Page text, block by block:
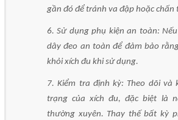
gần đó để tránh va đập hoặc chấn
6. Sử dụng phụ kiện an toàn:
dây đeo an toàn để đảm bảo
khỏi xích đu khi sử dụng.
7. Kiểm tra định kỳ: Theo dõi và
trạng của xích đu, đặc biệt là
thường xuyên. Thay thế bất kỳ